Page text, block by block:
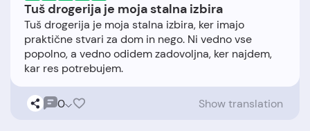
Tuš drogerija je moja stalna izbira
Tuš drogerija je moja stalna izbira, ker imajo
praktične stvari za dom in nego. Ni vedno vse
popolno, a vedno odidem zadovoljna, ker najdem,
0 Show translation